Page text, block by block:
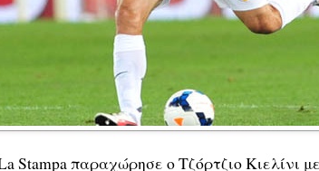
Stampa παραχώρησε ο Τζόρτζιο Κιελίνι